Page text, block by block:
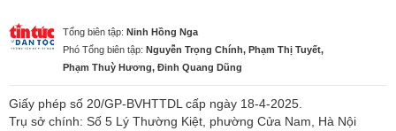
Tổng biên tập: Ninh Hồng Nga
Phó Tổng biên tập: Nguyễn Trọng Chính, Phạm Thị Tuyết,
Phạm Thuỳ Hương, Đinh Quang Dũng
Giấy phép số 20/GP-BVHTTDL cấp ngày 18-4-2025.
Trụ sở chính: Số 5 Lý Thường Kiệt, phường Cửa Nam, Hà Nội